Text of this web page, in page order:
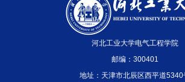
河北工业大学电气工程学院
邮编：300401
地址：天津市北辰区西平道5340